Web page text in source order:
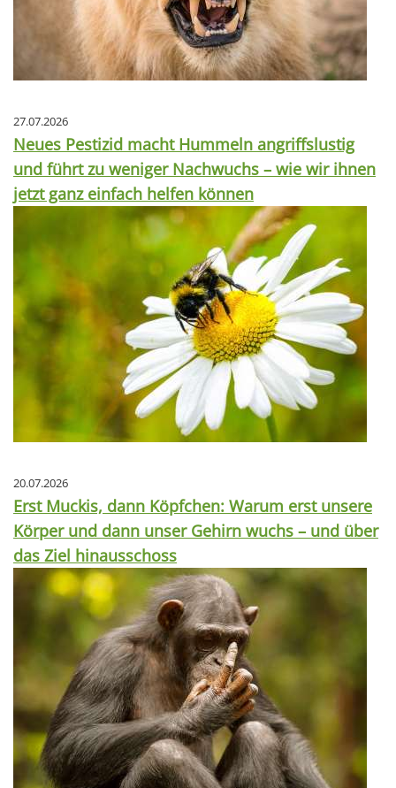
27.07.2026
Neues Pestizid macht Hummeln angriffslustig
und führt zu weniger Nachwuchs – wie wir ihnen
jetzt ganz einfach helfen können
20.07.2026
Erst Muckis, dann Köpfchen: Warum erst unsere
Körper und dann unser Gehirn wuchs – und über
das Ziel hinausschoss